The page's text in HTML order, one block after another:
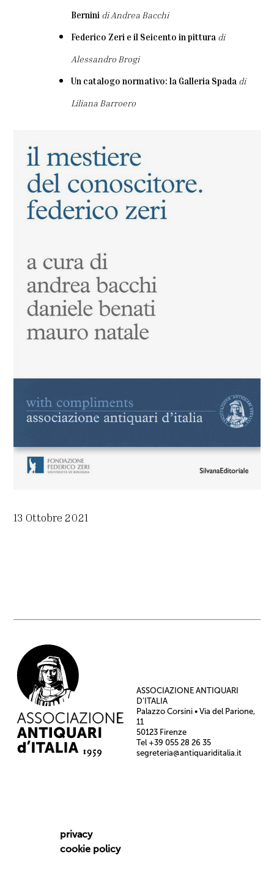
Bernini di Andrea Bacchi
Federico Zeri e il Seicento in pittura di
Alessandro Brogi
Un catalogo normativo: la Galleria Spada di
Liliana Barroero
13 Ottobre 2021
ASSOCIAZIONE ANTIQUARI
D’ITALIA
Palazzo Corsini • Via del Parione,
11
50123 Firenze
Tel +39 055 28 26 35
segreteria@antiquariditalia.it
privacy
cookie policy